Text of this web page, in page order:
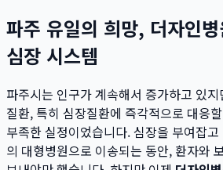
파주 유일의 희망, 더자인
심장 시스템
파주시는 인구가 계속해서 증가하고 있
질환, 특히 심장질환에 즉각적으로 대응
부족한 실정이었습니다. 심장을 부여잡
의 대형병원으로 이송되는 동안, 환자와